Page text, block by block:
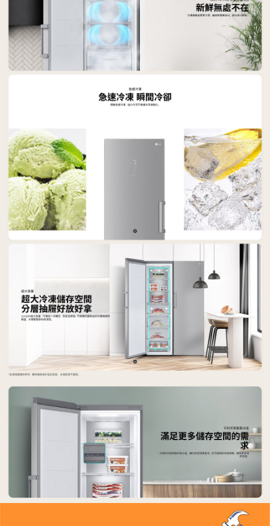
請求用戶進行身份認證。
５．嚴禁一人註冊多個帳號或使用他人資訊註冊。若發現惡意使用之情形，
恩沛科技股份有限公司將有權停止該用戶之使用額度並採取法律行動。